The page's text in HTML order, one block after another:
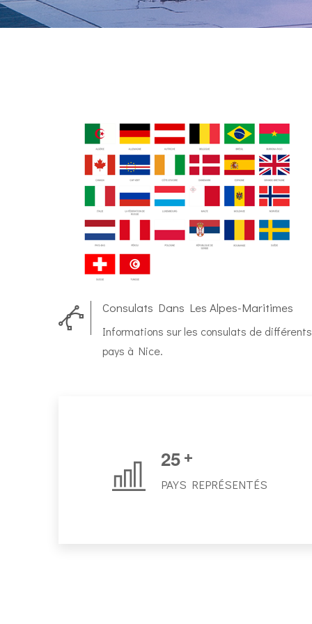
Consulats Dans Les Alpes-Maritimes
Informations sur les consulats de différents
pays à Nice.
25+
PAYS REPRÉSENTÉS